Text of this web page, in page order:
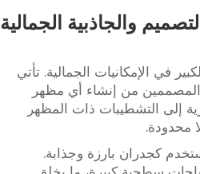
والجاذبية الجمالية
في الإمكانيات الجمالية. تأتي
المصممين من إنشاء أي مظهر
إلى التشطيبات ذات المظهر
محدودة.
كجدران بارزة وجذابة.